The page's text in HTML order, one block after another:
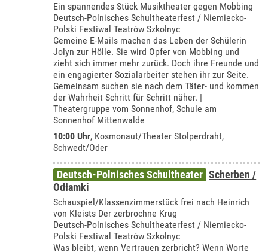
Ein spannendes Stück Musiktheater gegen Mobbing
Deutsch-Polnisches Schultheaterfest / Niemiecko-
Polski Festiwal Teatrów Szkolnyc
Gemeine E-Mails machen das Leben der Schülerin
Jolyn zur Hölle. Sie wird Opfer von Mobbing und
zieht sich immer mehr zurück. Doch ihre Freunde und
ein engagierter Sozialarbeiter stehen ihr zur Seite.
Gemeinsam suchen sie nach dem Täter- und kommen
der Wahrheit Schritt für Schritt näher. |
Theatergruppe vom Sonnenhof, Schule am
Sonnenhof Mittenwalde
10:00 Uhr, Kosmonaut/Theater Stolperdraht,
Schwedt/Oder
Deutsch-Polnisches Schultheater Scherben /
Odłamki
Schauspiel/Klassenzimmerstück frei nach Heinrich
von Kleists Der zerbrochne Krug
Deutsch-Polnisches Schultheaterfest / Niemiecko-
Polski Festiwal Teatrów Szkolnyc
Was bleibt, wenn Vertrauen zerbricht? Wenn Worte